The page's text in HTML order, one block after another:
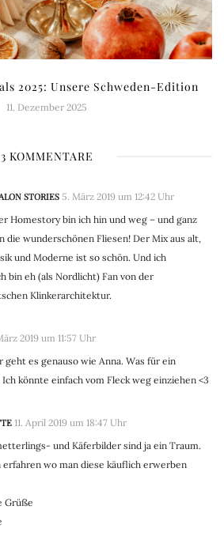
2025: Unsere Schweden-Edition
11. Dezember 2025
3 KOMMENTARE
STORIES 5. März 2019 um 12:42 Uhr
Homestory bin ich hin und weg – und ganz
die wunderschönen Fliesen! Der Mix aus alt,
und Moderne ist so schön. Und ich
bin eh (als Nordlicht) Fan von der
Klinkerarchitektur.
2019 um 11:57 Uhr
geht es genauso wie Anna. Was für ein
Ich könnte einfach vom Fleck weg einziehen <3
11. April 2019 um 18:47 Uhr
und Käferbilder sind ja ein Traum.
erfahren wo man diese käuflich erwerben
Grüße